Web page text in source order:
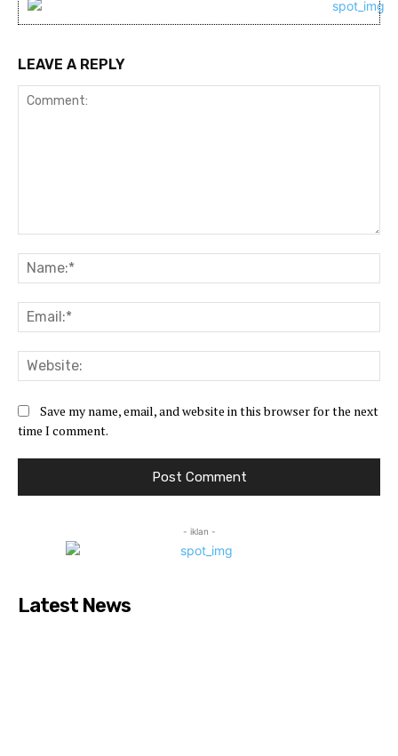
LEAVE A REPLY
Save my name, email, and website in this browser for the next
time I comment.
- iklan -
Latest News